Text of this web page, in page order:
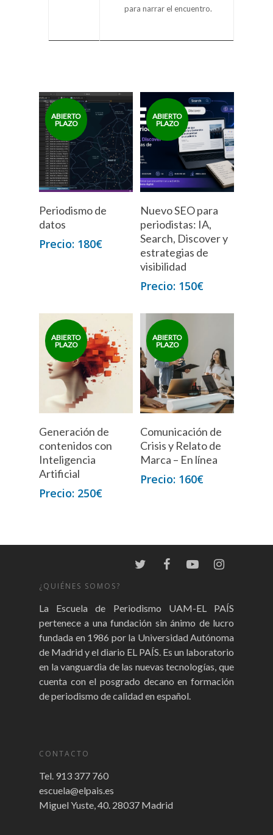
para narrar el encuentro.
Periodismo de
datos
180€
Nuevo SEO para
periodistas: IA,
Search, Discover y
estrategias de
visibilidad
150€
Generación de
contenidos con
Inteligencia
Artificial
250€
Comunicación de
Crisis y Relato de
Marca – En línea
160€
¿QUIÉNES SOMOS?
La Escuela de Periodismo UAM-EL PAÍS
pertenece a una fundación sin ánimo de lucro
fundada en 1986 por la Universidad Autónoma
de Madrid y el diario EL PAÍS. Es un laboratorio
en la vanguardia de las nuevas tecnologías, que
cuenta con el posgrado decano en formación
de periodismo de calidad en español.
CONTACTO
Tel. 913 377 760
escuela@elpais.es
Miguel Yuste, 40. 28037 Madrid